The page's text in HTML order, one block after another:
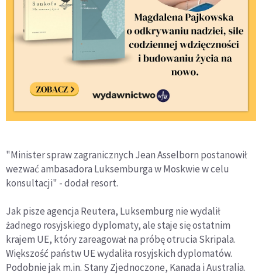
"Minister spraw zagranicznych Jean Asselborn postanowił
wezwać ambasadora Luksemburga w Moskwie w celu
konsultacji" - dodał resort.
Jak pisze agencja Reutera, Luksemburg nie wydalił
żadnego rosyjskiego dyplomaty, ale staje się ostatnim
krajem UE, który zareagował na próbę otrucia Skripala.
Większość państw UE wydaliła rosyjskich dyplomatów.
Podobnie jak m.in. Stany Zjednoczone, Kanada i Australia.